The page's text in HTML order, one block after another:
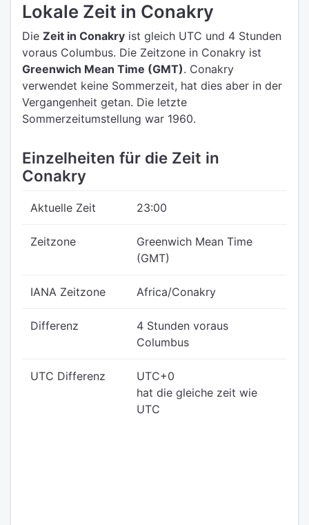
Lokale Zeit in Conakry
Die Zeit in Conakry ist gleich UTC und 4 Stunden
voraus Columbus. Die Zeitzone in Conakry ist
Greenwich Mean Time (GMT). Conakry
verwendet keine Sommerzeit, hat dies aber in der
Vergangenheit getan. Die letzte
Sommerzeitumstellung war 1960.
Einzelheiten für die Zeit in
Conakry
Aktuelle Zeit 23:00
Zeitzone
Greenwich Mean Time
(GMT)
IANA Zeitzone Africa/Conakry
Differenz
4 Stunden voraus
Columbus
UTC Differenz
UTC+0
hat die gleiche zeit wie
UTC